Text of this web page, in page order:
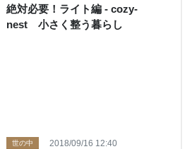
絶対必要！ライト編 - cozy-
nest 小さく整う暮らし
世の中 2018/09/16 12:40